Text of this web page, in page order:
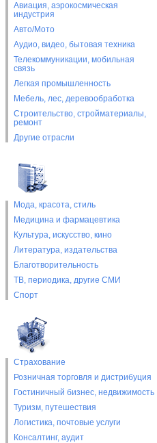
Авиация, аэрокосмическая
индустрия
Авто/Мото
Аудио, видео, бытовая техника
Телекоммуникации, мобильная
связь
Легкая промышленность
Мебель, лес, деревообработка
Строительство, стройматериалы,
ремонт
Другие отрасли
Мода, красота, стиль
Медицина и фармацевтика
Культура, искусство, кино
Литература, издательства
Благотворительность
ТВ, периодика, другие СМИ
Спорт
Страхование
Розничная торговля и дистрибуция
Гостиничный бизнес, недвижимость
Туризм, путешествия
Логистика, почтовые услуги
Консалтинг, аудит